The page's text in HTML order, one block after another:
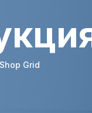
Shop Grid